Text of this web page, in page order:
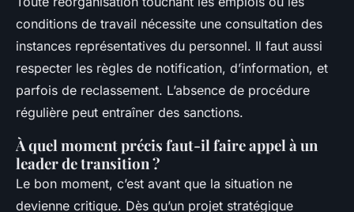
conditions de travail nécessite une consultation des
instances représentatives du personnel. Il faut aussi
respecter les règles de notification, d’information, et
parfois de reclassement. L’absence de procédure
régulière peut entraîner des sanctions.
À quel moment précis faut-il faire appel à un
leader de transition ?
Le bon moment, c’est avant que la situation ne
devienne critique. Dès qu’un projet stratégique